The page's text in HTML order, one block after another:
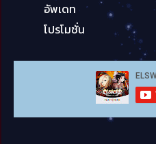
อัพเดท
โปรโมชั่น